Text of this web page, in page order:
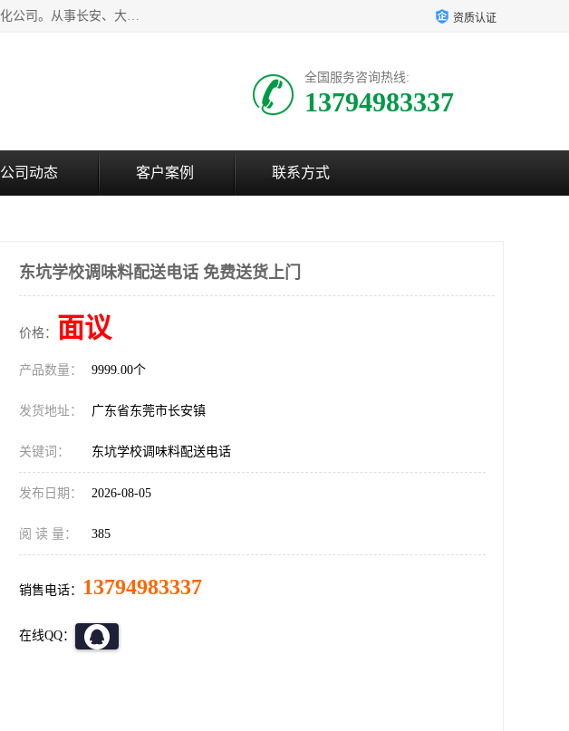
广东食安膳食管理服务有限公司是一家集干货粮油、肉禽蔬菜等食品加工、配送及食堂承包于一体的专业化公司。从事长安、大朗、大岭山、厚街、虎门等地区的蔬菜配送服务。 专业的服务队伍，以及完善的服务机制，经过多年的努力拼搏，赢得了广大客户的信赖和支持。 资质认证
全国服务咨询热线:
13794983337
公司动态 客户案例 联系方式
东坑学校调味料配送电话 免费送货上门
价格： 面议
产品数量： 9999.00个
发货地址： 广东省东莞市长安镇
关键词： 东坑学校调味料配送电话
发布日期： 2026-08-05
阅 读 量： 385
销售电话： 13794983337
在线QQ：